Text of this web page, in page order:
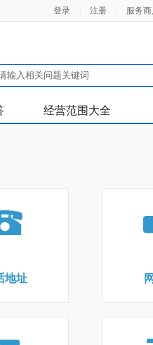
登录 注册 服务
经营范围大全
地址